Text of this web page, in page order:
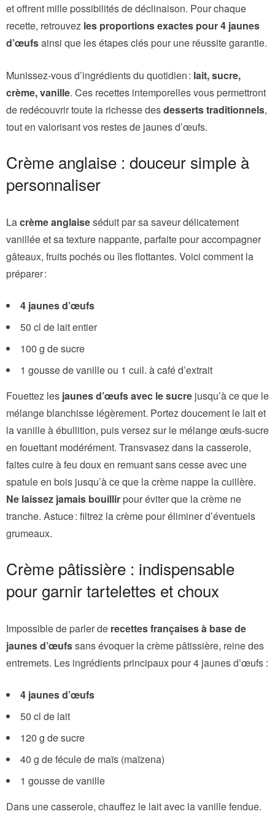
et offrent mille possibilités de déclinaison. Pour chaque
recette, retrouvez les proportions exactes pour 4 jaunes
d’œufsainsi que les étapes clés pour une réussite garantie.
Munissez-vous d’ingrédients du quotidien : lait, sucre,
crème, vanille. Ces recettes intemporelles vous permettront
de redécouvrir toute la richesse desdesserts traditionnels,
tout en valorisant vos restes de jaunes d’œufs.
Crème anglaise : douceur simple à
personnaliser
Lacrème anglaiseséduit par sa saveur délicatement
vanillée et sa texture nappante, parfaite pour accompagner
gâteaux, fruits pochés ou îles flottantes. Voici comment la
préparer :
4 jaunes d’œufs
50 cl de lait entier
100 g de sucre
1 gousse de vanille ou 1 cuil. à café d’extrait
Fouettez les jaunes d’œufs avec le sucre jusqu’à ce que le
mélange blanchisse légèrement. Portez doucement le lait et
la vanille à ébullition, puis versez sur le mélange œufs-sucre
en fouettant modérément. Transvasez dans la casserole,
faites cuire à feu doux en remuant sans cesse avec une
spatule en bois jusqu’à ce que la crème nappe la cuillère.
Ne laissez jamais bouillir pour éviter que la crème ne
tranche. Astuce : filtrez la crème pour éliminer d’éventuels
grumeaux.
Crème pâtissière : indispensable
pour garnir tartelettes et choux
Impossible de parler de recettes françaises à base de
jaunes d’œufssans évoquer la crème pâtissière, reine des
entremets. Les ingrédients principaux pour 4 jaunes d’œufs :
4 jaunes d’œufs
50 cl de lait
120 g de sucre
40 g de fécule de maïs (maïzena)
1 gousse de vanille
Dans une casserole, chauffez le lait avec la vanille fendue.